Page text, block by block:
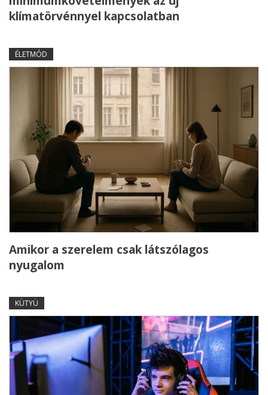
klímatörvénnyel kapcsolatban
ÉLETMÓD
Amikor a szerelem csak látszólagos
nyugalom
KÜTYÜ